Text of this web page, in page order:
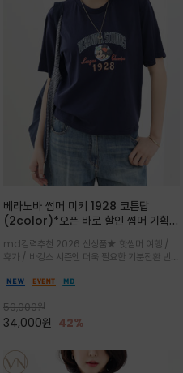
베라노바 썸머 미키 1928 코튼탑
(2color)*오픈 바로 할인 썸머 기획
★ 한정수량 제작 ★ 오가닉 코튼으로
빈티지 프린트로 여름 하의와 모두 잘어
울리는 그래픽
md강력추천 2026 신상품★ 핫썸머 여행 /
휴가 / 바캉스 시즌엔 더욱 필요한 기분전환 빈티
키 컬러 위에 빈티지한 크랙 효과의 레트로 감성
완성
59,000원
34,000원 42%